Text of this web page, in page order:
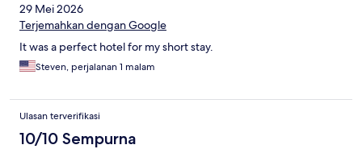
29 Mei 2026
Terjemahkan dengan Google
It was a perfect hotel for my short stay.
Steven, perjalanan 1 malam
Ulasan terverifikasi
10/10 Sempurna